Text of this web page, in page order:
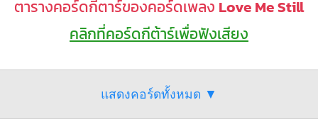
ตารางคอร์ดกีตาร์ของคอร์ดเพลง Love Me Still
คลิกที่คอร์ดกีต้าร์เพื่อฟังเสียง
แสดงคอร์ดทั้งหมด ▼